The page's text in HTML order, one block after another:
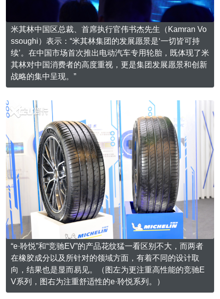
米其林中国区总裁、首席执行官伟书杰先生（Kamran Vo
ssoughi）表示：“米其林集团的发展愿景是‘一切皆可持
续’。在中国市场首次推出电动汽车专用轮胎，既体现了米
其林对中国消费者的高度重视，更是集团发展愿景和创新
战略的集中呈现。”
“e·聆悦”和“竞驰EV”的产品花纹猛一看区别不大，而两者
在橡胶成分以及所针对的领域方面，有着不同的设计取
向，结果也是显而易见。（图左为更注重高性能的竞驰E
V系列，图右为注重舒适性的e·聆悦系列。）